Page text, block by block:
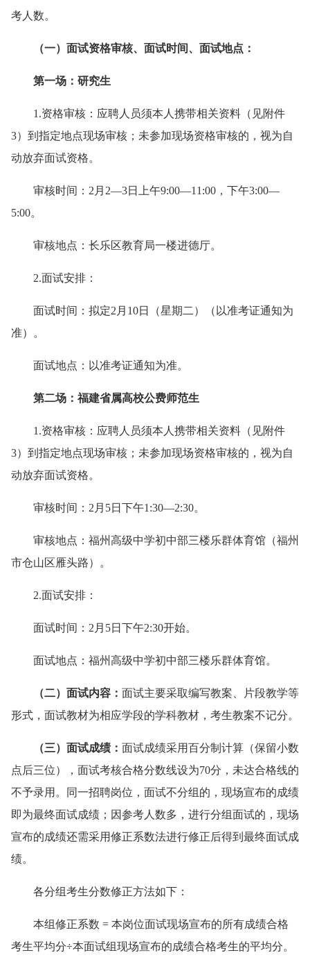
考人数。
（一）面试资格审核、面试时间、面试地点：
第一场：研究生
1.资格审核：应聘人员须本人携带相关资料（见附件
3）到指定地点现场审核；未参加现场资格审核的，视为自
动放弃面试资格。
审核时间：2月2—3日上午9:00—11:00，下午3:00—
5:00。
审核地点：长乐区教育局一楼进德厅。
2.面试安排：
面试时间：拟定2月10日（星期二）（以准考证通知为
准）
。
面试地点： 以准考证通知为准。
第二场： 福建省属高校公费师范生
1.资格审核：应聘人员须本人携带相关资料（见附件
3）到指定地点现场审核；未参加现场资格审核的，视为自
动放弃面试资格。
审核时间：2月5日下午1:30—2:30。
审核地点：福州高级中学初中部三楼乐群体育馆（福州
市仓山区雁头路）。
2.面试安排：
面试时间： 2月5日下午2:30开始。
面试地点： 福州高级中学初中部三楼乐群体育馆。
（二） 面试内容 ： 面试主要采取编写教案、片段教学等
形式，面试教材为相应学段的学科教材，考生教案不记分。
（三） 面试成绩： 面试成绩采用百分制计算（保留小数
点后三位），面试考核合格分数线设为70分，未达合格线的
不予录用。
同一招聘岗位 ， 面试不分组的，现场宣布的成绩
即为最终面试成绩；因参考人数多 ， 进行分组面试的，现场
宣布的成绩还需采用修正系数法进行修正后得到最终面试成
绩。
各分组考生分数修正方法如下：
本组修正系数 = 本岗位面试现场宣布的所有成绩合格
考生平均分÷本面试组现场宣布的成绩合格考生的平均分。